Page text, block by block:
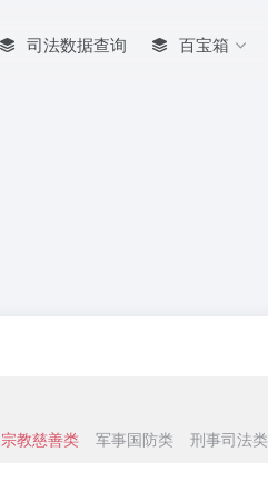
司法数据查询 百宝箱
宗教慈善类 军事国防类 刑事司法类